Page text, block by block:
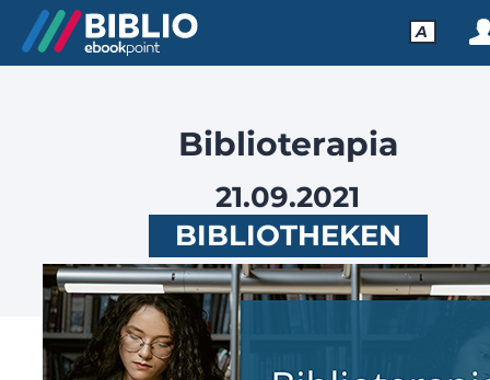
A
Biblioterapia
21.09.2021
BIBLIOTHEKEN